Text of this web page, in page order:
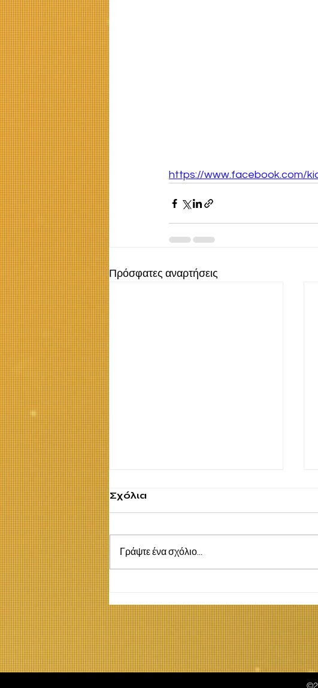
https://www.facebook.com/
Πρόσφατες αναρτήσεις
Αιτιότητας στην
εκπαίδευση του
Αυτισμού. Γιάννης
Μπούγος, Ψυχολόγος
Δ/ντής "Συνάψις"
Σχόλια
Γράψτε ένα σχόλιο...